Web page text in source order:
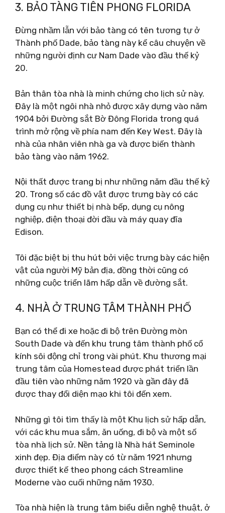
3. BẢO TÀNG TIÊN PHONG FLORIDA
Đừng nhầm lẫn với bảo tàng có tên tương tự ở
Thành phố Dade, bảo tàng này kể câu chuyện về
những người định cư Nam Dade vào đầu thế kỷ
20.
Bản thân tòa nhà là minh chứng cho lịch sử này.
Đây là một ngôi nhà nhỏ được xây dựng vào năm
1904 bởi Đường sắt Bờ Đông Florida trong quá
trình mở rộng về phía nam đến Key West. Đây là
nhà của nhân viên nhà ga và được biến thành
bảo tàng vào năm 1962.
Nội thất được trang bị như những năm đầu thế kỷ
20. Trong số các đồ vật được trưng bày có các
dụng cụ như thiết bị nhà bếp, dụng cụ nông
nghiệp, điện thoại đời đầu và máy quay đĩa
Edison.
Tôi đặc biệt bị thu hút bởi việc trưng bày các hiện
vật của người Mỹ bản địa, đồng thời cũng có
những cuộc triển lãm hấp dẫn về đường sắt.
4. NHÀ Ở TRUNG TÂM THÀNH PHỐ
Bạn có thể đi xe hoặc đi bộ trên Đường mòn
South Dade và đến khu trung tâm thành phố cổ
kính sôi động chỉ trong vài phút. Khu thương mại
trung tâm của Homestead được phát triển lần
đầu tiên vào những năm 1920 và gần đây đã
được thay đổi diện mạo khi tôi đến xem.
Những gì tôi tìm thấy là một Khu lịch sử hấp dẫn,
với các khu mua sắm, ăn uống, đi bộ và một số
tòa nhà lịch sử. Nền tảng là Nhà hát Seminole
xinh đẹp. Địa điểm này có từ năm 1921 nhưng
được thiết kế theo phong cách Streamline
Moderne vào cuối những năm 1930.
Tòa nhà hiện là trung tâm biểu diễn nghệ thuật, ở